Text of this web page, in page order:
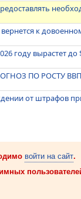
к
году вырастет
ПО РОСТУ
от штрафов
войти на сайт.